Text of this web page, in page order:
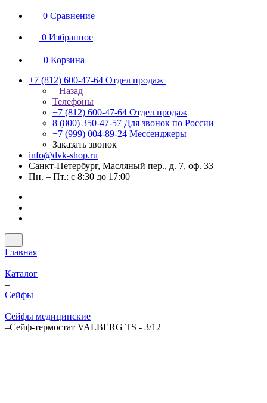
0 Сравнение
0 Избранное
0 Корзина
+7 (812) 600-47-64 Отдел продаж
Назад
Телефоны
+7 (812) 600-47-64 Отдел продаж
8 (800) 350-47-57 Для звонок по России
+7 (999) 004-89-24 Мессенджеры
Заказать звонок
info@dvk-shop.ru
Санкт-Петербург, Масляный пер., д. 7, оф. 33
Пн. – Пт.: с 8:30 до 17:00
Главная
–
Каталог
–
Cейфы
–
Сейфы медицинские
–Сейф-термостат VALBERG TS - 3/12